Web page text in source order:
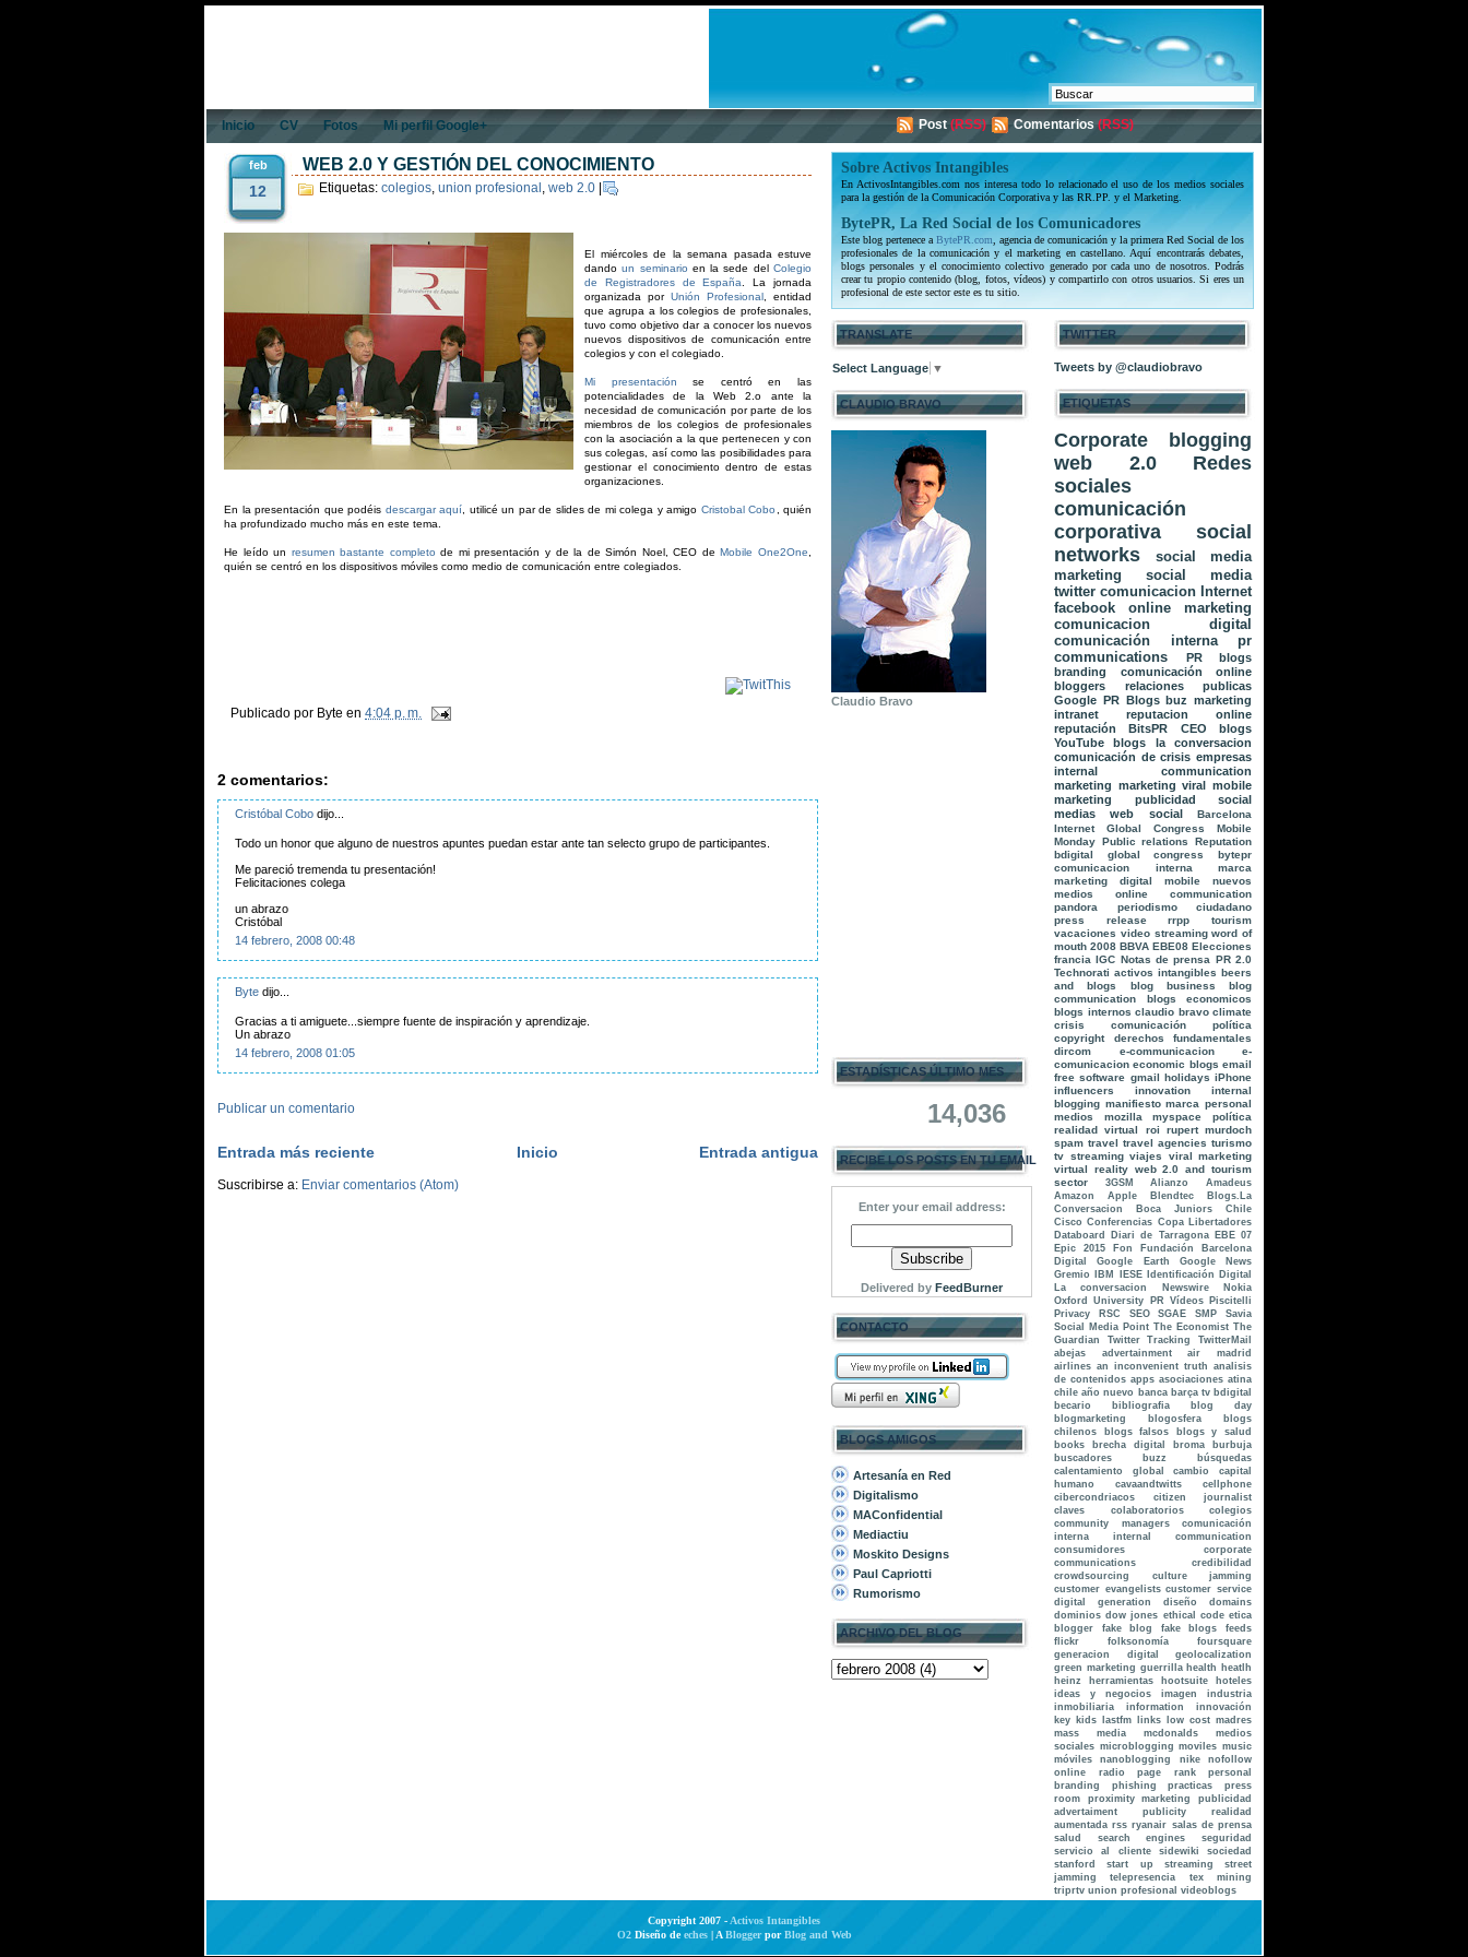
Inicio CV Fotos Mi perfil Google+ Post (RSS) Comentarios (RSS)
feb
12
WEB 2.0 Y GESTIÓN DEL CONOCIMIENTO
Etiquetas: colegios, union profesional , web 2.0
El miércoles de la semana pasada estuve
dandoun seminario en la sede delColegio
de Registradores de España
. La jornada
organizada por Unión Profesional , entidad
que agrupa a los colegios de profesionales,
tuvo como objetivo dar a conocer los nuevos
nuevos dispositivos de comunicación entre
colegios y con el colegiado.
Mi presentación se centró en las
potencialidades de la Web 2.o ante la
necesidad de comunicación por parte de los
miembros de los colegios de profesionales
con la asociación a la que pertenecen y con
sus colegas, así como las posibilidades para
gestionar el conocimiento dentro de estas
organizaciones.
En la presentación que podéis descargar aquí , utilicé un par de slides de mi colega y amigo Cristobal Cobo
, quién
ha profundizado mucho más en este tema.
He leído un resumen bastante completo de mi presentación y de la de Simón Noel, CEO deMobile One2One
quién se centró en los dispositivos móviles como medio de comunicación entre colegiados.
Publicado por Byte en 4:04 p. m.
2 comentarios:
Cristóbal Cobo dijo...
Todo un honor que alguno de nuestros apuntes puedan estar ante tan selecto grupo de participantes.
Me pareció tremenda tu presentación!
Felicitaciones colega
un abrazo
Cristóbal
14 febrero, 2008 00:48
Byte dijo...
Gracias a ti amiguete...siempre fuente de inspiración y aprendizaje.
Un abrazo
14 febrero, 2008 01:05
Publicar un comentario
Entrada más reciente Entrada antigua
Inicio
Suscribirse a: Enviar comentarios (Atom)
Sobre Activos Intangibles
En ActivosIntangibles.com nos interesa todo lo relacionado el uso de los medios sociales
para la gestión de la Comunicación Corporativa y las RR.PP. y el Marketing.
BytePR, La Red Social de los Comunicadores
Este blog pertenece a BytePR.com , agencia de comunicación y la primera Red Social de los
profesionales de la comunicación y el marketing en castellano. Aquí encontrarás debates,
blogs personales y el conocimiento colectivo generado por cada uno de nosotros. Podrás
crear tu propio contenido (blog, fotos, vídeos) y compartirlo con otros usuarios. Si eres un
profesional de este sector este es tu sitio.
TRANSLATE
Select Language ▼
CLAUDIO BRAVO
Claudio Bravo
ESTADÍSTICAS ÚLTIMO MES
14,036
RECIBE LOS POSTS EN TU EMAIL
Enter your email address:
Delivered by FeedBurner
CONTACTO
BLOGS AMIGOS
Artesanía en Red
Digitalismo
MAConfidential
Mediactiu
Moskito Designs
Paul Capriotti
Rumorismo
ARCHIVO DEL BLOG
TWITTER
Tweets by @claudiobravo
ETIQUETAS
Corporate blogging
web 2.0
Redes
sociales
comunicación
corporativa
social
networks
social media
marketing
social media
twitter comunicacion Internet
facebook
online marketing
comunicacion digital
comunicación interna
pr
communications
PR
blogs
branding
comunicación online
bloggers
relaciones publicas
Google PR Blogs buz marketing
intranet
reputacion online
reputación
BitsPR
CEO blogs
YouTube
blogs la conversacion
comunicación de crisis empresas
internal communication
marketing marketing viral mobile
marketing
publicidad
social
medias
web social
Barcelona
Internet Global Congress
Mobile
Monday Public relations
Reputation
bdigital global congress
bytepr
comunicacion interna
marca
marketing digital
mobile
nuevos
medios
online communication
pandora
periodismo ciudadano
press release
rrpp
tourism
vacaciones video streaming word of
mouth 2008 BBVA EBE08 Elecciones
francia IGC Notas de prensa PR 2.0
Technorati activos intangibles beers
and blogs
blog business
blog
communication
blogs economicos
blogs internos claudio bravo climate
crisis
comunicación política
copyright
derechos fundamentales
dircom
e-communicacion
e-
comunicacion economic blogs email
free software gmail holidays iPhone
influencers
innovation
internal
blogging manifiesto marca personal
medios
mozilla myspace
política
realidad virtual
roi
rupert murdoch
spam travel travel agencies turismo
tv streaming viajes
viral marketing
virtual reality web 2.0 and tourism
sector
3GSM Alianzo
Amadeus
Amazon
Apple Blendtec
Blogs.La
Conversacion
Boca Juniors
Chile
Cisco Conferencias Copa Libertadores
Databoard
Diari de Tarragona
EBE 07
Epic 2015
Fon
Fundación Barcelona
Digital
Google Earth
Google News
Gremio
IBM IESE
Identificación Digital
La conversacion
Newswire
Nokia
Oxford University
PR Vídeos
Piscitelli
Privacy
RSC SEO SGAE SMP
Savia
Social Media Point The Economist The
Guardian
Twitter Tracking
TwitterMail
abejas
advertainment
air madrid
airlines an inconvenient truth analisis
de contenidos apps asociaciones atina
chile año nuevo banca barça tv bdigital
becario
bibliografia
blog day
blogmarketing
blogosfera
blogs
chilenos
blogs falsos
blogs y salud
books
brecha digital broma
burbuja
buscadores
buzz
búsquedas
calentamiento global
cambio
capital
humano
cavaandtwitts
cellphone
cibercondriacos
citizen journalist
claves
colaboratorios
colegios
community managers
comunicación
interna internal communication
consumidores
corporate
communications
credibilidad
crowdsourcing
culture jamming
customer evangelists customer service
digital generation
diseño
domains
dominios dow jones ethical code etica
blogger
fake blog fake blogs
feeds
flickr
folksonomía
foursquare
generacion digital
geolocalization
green marketing guerrilla health
heatlh
heinz
herramientas hootsuite
hoteles
ideas y negocios
imagen
industria
inmobiliaria
information
innovación
key kids lastfm links low cost madres
mass media
mcdonalds
medios
sociales microblogging moviles music
móviles
nanoblogging nike
nofollow
online radio
page rank
personal
branding
phishing practicas
press
room
proximity marketing
publicidad
advertaiment
publicity
realidad
aumentada rss ryanair salas de prensa
salud
search engines
seguridad
servicio al cliente
sidewiki
sociedad
stanford
start up streaming
street
jamming
telepresencia
tex mining
triprtv union profesional videoblogs
Copyright 2007 - Activos Intangibles
O2Diseño deeches| ABloggerporBlog and Web